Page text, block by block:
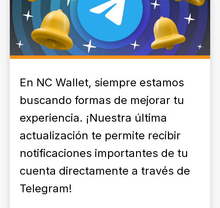
En NC Wallet, siempre estamos
buscando formas de mejorar tu
experiencia. ¡Nuestra última
actualización te permite recibir
notificaciones importantes de tu
cuenta directamente a través de
Telegram!